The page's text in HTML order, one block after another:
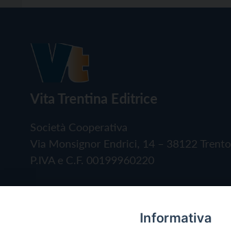
Vita Trentina Editrice
Società Cooperativa
Via Monsignor Endrici, 14 – 38122 Trento
P.IVA e C.F. 00199960220
Informativa